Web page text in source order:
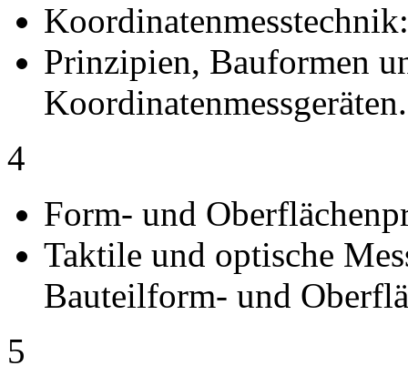
Koordinatenmesstechnik:
Prinzipien, Bauformen
Koordinatenmessgeräten.
4
Form- und
Taktile und optische
Bauteilform- und
5